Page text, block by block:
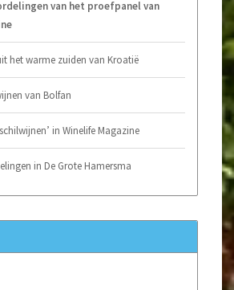
van het proefpanel van
het warme zuiden van Kroatië
van Bolfan
in Winelife Magazine
in De Grote Hamersma